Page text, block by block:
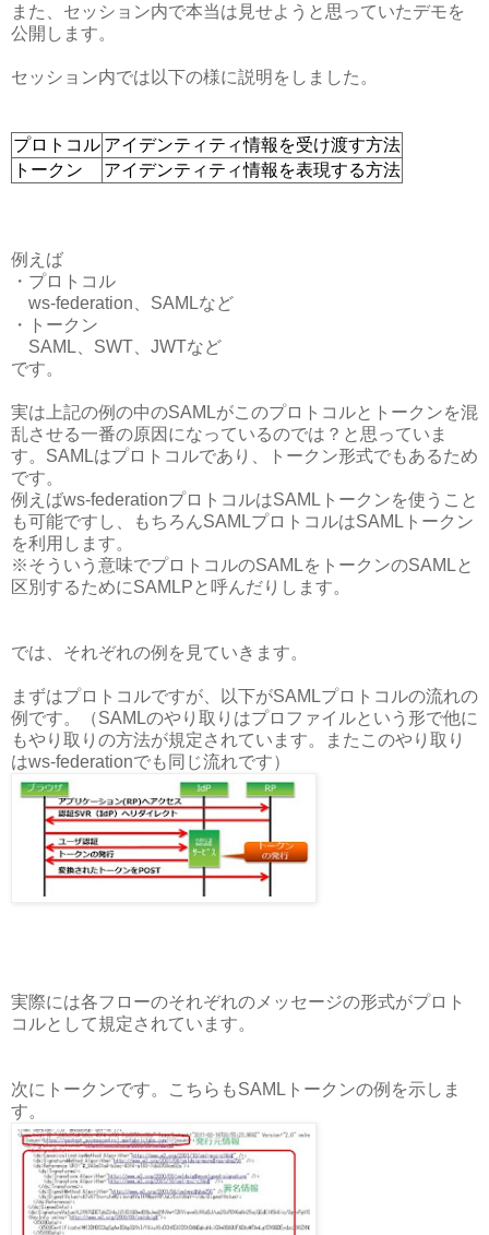
また、セッション内で本当は見せようと思っていたデモを
公開します。
セッション内では以下の様に説明をしました。
プロトコル アイデンティティ情報を受け渡す方法
トークン
アイデンティティ情報を表現する方法
例えば
・プロトコル
ws-federation、SAMLなど
・トークン
SAML、SWT、JWTなど
です。
実は上記の例の中のSAMLがこのプロトコルとトークンを混
乱させる一番の原因になっているのでは？と思っていま
す。SAMLはプロトコルであり、トークン形式でもあるため
です。
例えばws-federationプロトコルはSAMLトークンを使うこと
も可能ですし、もちろんSAMLプロトコルはSAMLトークン
を利用します。
※そういう意味でプロトコルのSAMLをトークンのSAMLと
区別するためにSAMLPと呼んだりします。
では、それぞれの例を見ていきます。
まずはプロトコルですが、以下がSAMLプロトコルの流れの
例です。（SAMLのやり取りはプロファイルという形で他に
もやり取りの方法が規定されています。またこのやり取り
はws-federationでも同じ流れです）
実際には各フローのそれぞれのメッセージの形式がプロト
コルとして規定されています。
次にトークンです。こちらもSAMLトークンの例を示しま
す。